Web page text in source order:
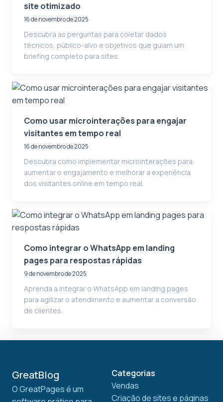
site otimizado
16 de novembro de 2025
Descubra as perguntas para coletar dados
técnicos, público-alvo e objetivos que guiam um
briefing completo para sites.
Como usar microinterações para engajar
visitantes em tempo real
16 de novembro de 2025
Descubra como implementar microinterações para
aumentar o engajamento e melhorar a experiência
dos visitantes online em tempo real.
Como integrar o WhatsApp em landing
pages para respostas rápidas
9 de novembro de 2025
Aprenda a integrar o WhatsApp em landing pages
para agilizar o atendimento e aumentar a conversão
de clientes.
GreatBlog
O GreatPages é um
Categorias
Vendas
Criação de sites e páginas